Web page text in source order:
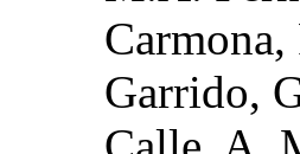
Carmona,
Garrido,